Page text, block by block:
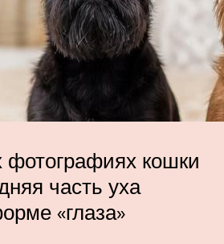
фотографиях кошки
часть уха
«глаза»